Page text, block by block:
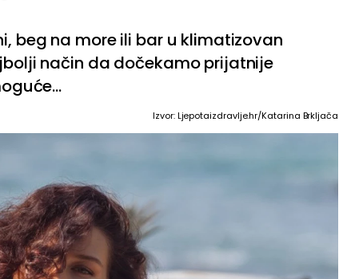
beg na more ili bar u klimatizovan
način da dočekamo prijatnije
Izvor: Ljepotaizdravlje.hr/Katarina Brkljača